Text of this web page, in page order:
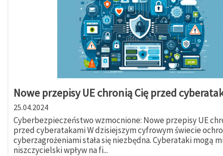
Nowe przepisy UE chronią Cię przed
25.04.2024
Cyberbezpieczeństwo wzmocnione: Nowe przepisy UE
przed cyberatakami W dzisiejszym cyfrowym świecie
cyberzagrożeniami stała się niezbędna. Cyberataki mogą
niszczycielski wpływ na fi...